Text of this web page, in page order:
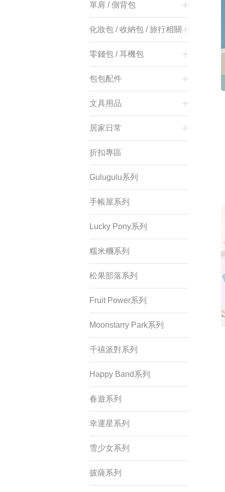
單肩 / 側背包
化妝包 / 收納包 / 旅行相關
零錢包 / 耳機包
包包配件
文具用品
居家日常
折扣專區
Gulugulu系列
手帳屋系列
Lucky Pony系列
糯米糰系列
松果部落系列
Fruit Power系列
Moonstarry Park系列
千禧派對系列
Happy Band系列
春遊系列
幸運星系列
雪少女系列
披薩系列